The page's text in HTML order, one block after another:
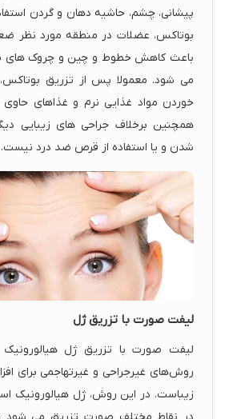
پیشانی، چشم، حاشیه دهان و گردن
بوتاکس، عضلات در منطقه مورد نظر
باعث کاهش خطوط و چین و چروک های
می شود. معمولا پس از تزریق بوتاکس،
همچنین برخلاف جراحی های زیبایی
شدن و یا استفاده از قرص ضد درد نیست.
لیفت صورت با تزریق ژل
لیفت صورت با تزریق ژل هیالورونیک
روش‌های غیرجراحی و غیرتهاجمی برای
زیباست. در این روش، ژل هیالورونیک